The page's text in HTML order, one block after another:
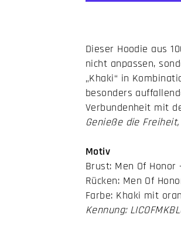
Dieser Hoodie aus
nicht anpassen,
„Khaki“ in
besonders
Verbundenheit mit
Genieße die
Motiv
Brust: Men Of
Rücken: Men Of
Farbe: Khaki mit
Kennung: